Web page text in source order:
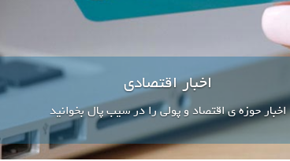
پرداخت شارژ
سیب پال به فروش شارژ و كارت اعتباری می پردازد.